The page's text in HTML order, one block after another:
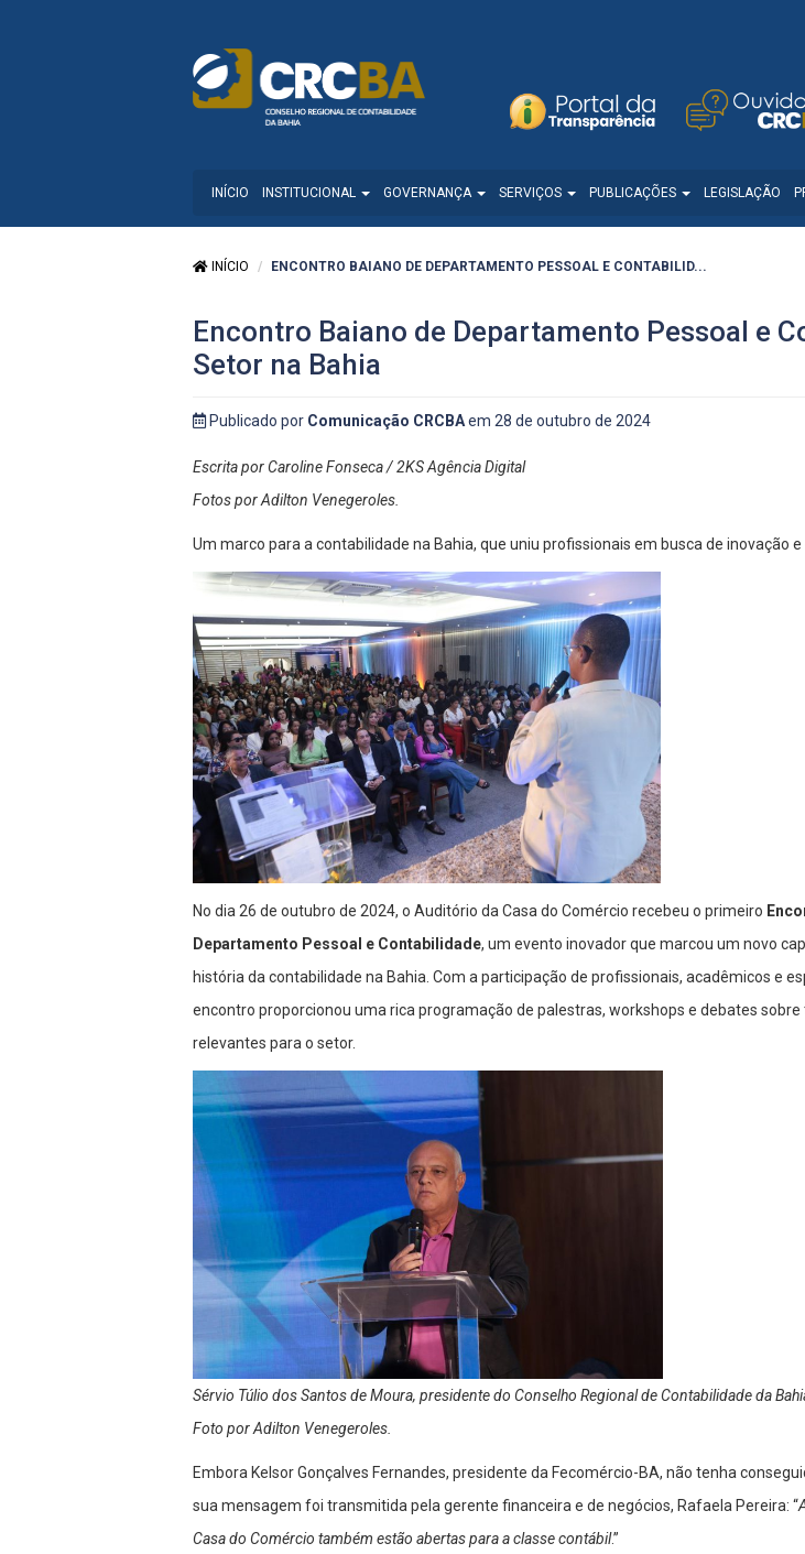
INÍCIO INSTITUCIONAL GOVERNANÇA SERVIÇOS PUBLICAÇÕES LEGISLAÇÃO
INÍCIO ENCONTRO BAIANO DE DEPARTAMENTO PESSOAL E CONTABILID...
Encontro Baiano de Departamento Pessoal e
Setor na Bahia
Publicado por Comunicação CRCBAem 28 de outubro de 2024
Escrita por Caroline Fonseca / 2KS Agência Digital
Fotos por Adilton Venegeroles.
Um marco para a contabilidade na Bahia, que uniu profissionais em busca de inovação e
No dia 26 de outubro de 2024, o Auditório da Casa do Comércio recebeu o primeiro
Departamento Pessoal e Contabilidade, um evento inovador que marcou um novo
história da contabilidade na Bahia. Com a participação de profissionais, acadêmicos e
encontro proporcionou uma rica programação de palestras, workshops e debates sobre
relevantes para o setor.
Sérvio Túlio dos Santos de Moura, presidente do Conselho Regional de Contabilidade da
Foto por Adilton Venegeroles.
Embora Kelsor Gonçalves Fernandes, presidente da Fecomércio-BA, não tenha
sua mensagem foi transmitida pela gerente financeira e de negócios, Rafaela Pereira: “
Casa do Comércio também estão abertas para a classe contábil.”